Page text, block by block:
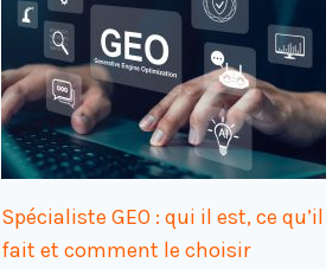
Spécialiste GEO : qui il est, ce qu’il
fait et comment le choisir